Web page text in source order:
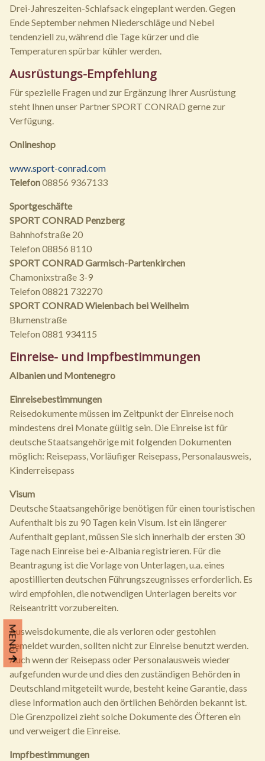
MENÜ
Drei-Jahreszeiten-Schlafsack eingeplant werden. Gegen
Ende September nehmen Niederschläge und Nebel
tendenziell zu, während die Tage kürzer und die
Temperaturen spürbar kühler werden.
Ausrüstungs-Empfehlung
Für spezielle Fragen und zur Ergänzung Ihrer Ausrüstung
steht Ihnen unser Partner SPORT CONRAD gerne zur
Verfügung.
Onlineshop
www.sport-conrad.com
Telefon08856 9367133
Sportgeschäfte
SPORT CONRAD Penzberg
Bahnhofstraße 20
Telefon 08856 8110
SPORT CONRAD Garmisch-Partenkirchen
Chamonixstraße 3-9
Telefon 08821 732270
SPORT CONRAD Wielenbach bei Weilheim
Blumenstraße
Telefon 0881 934115
Einreise- und Impfbestimmungen
Albanien und Montenegro
Einreisebestimmungen
Reisedokumente müssen im Zeitpunkt der Einreise noch
mindestens drei Monate gültig sein. Die Einreise ist für
deutsche Staatsangehörige mit folgenden Dokumenten
möglich: Reisepass, Vorläufiger Reisepass, Personalausweis,
Kinderreisepass
Visum
Deutsche Staatsangehörige benötigen für einen touristischen
Aufenthalt bis zu 90 Tagen kein Visum. Ist ein längerer
Aufenthalt geplant, müssen Sie sich innerhalb der ersten 30
Tage nach Einreise bei e-Albania registrieren. Für die
Beantragung ist die Vorlage von Unterlagen, u.a. eines
apostillierten deutschen Führungszeugnisses erforderlich. Es
wird empfohlen, die notwendigen Unterlagen bereits vor
Reiseantritt vorzubereiten.
Ausweisdokumente, die als verloren oder gestohlen
gemeldet wurden, sollten nicht zur Einreise benutzt werden.
Auch wenn der Reisepass oder Personalausweis wieder
aufgefunden wurde und dies den zuständigen Behörden in
Deutschland mitgeteilt wurde, besteht keine Garantie, dass
diese Information auch den örtlichen Behörden bekannt ist.
Die Grenzpolizei zieht solche Dokumente des Öfteren ein
und verweigert die Einreise.
Impfbestimmungen